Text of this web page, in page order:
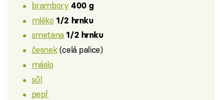
brambory 400 g
mléko 1/2 hrnku
smetana 1/2 hrnku
česnek(celá palice)
máslo
sůl
pepř